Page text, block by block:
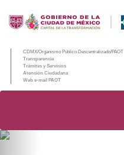
CDMX/Organismo Público Descentralizado/PAOT
Transparencia
Trámites y Servicios
Atención Ciudadana
Web e-mail PAOT